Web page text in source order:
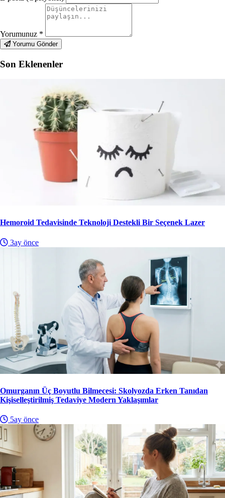
Yorumunuz *
Yorumu Gönder
Son Eklenenler
Hemoroid Tedavisinde Teknoloji Destekli Bir Seçenek Lazer
3ay önce
Omurganın Üç Boyutlu Bilmecesi: Skolyozda Erken Tanıdan
Kişiselleştirilmiş Tedaviye Modern Yaklaşımlar
5ay önce